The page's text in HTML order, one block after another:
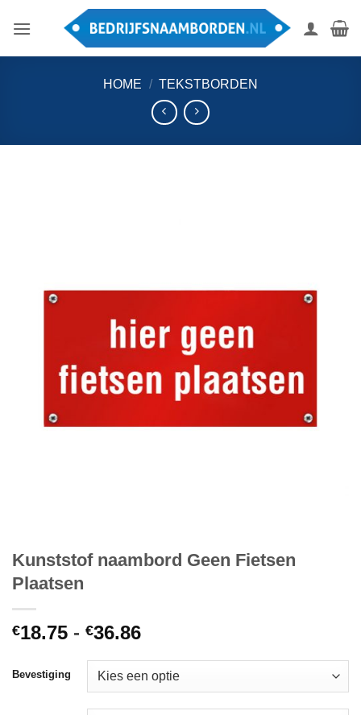
naar
HOME / TEKSTBORDEN
Kunststof naambord Geen Fietsen
Plaatsen
€18.75 - €36.86Prijsklasse:
tot
€36.86
Bevestiging